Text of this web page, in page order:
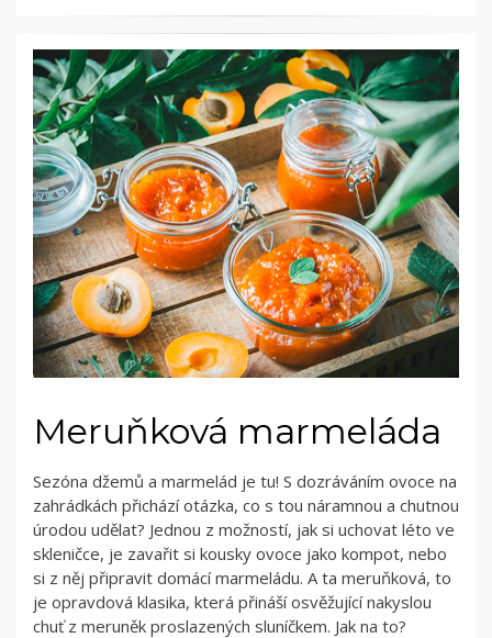
Meruňková marmeláda
Sezóna džemů a marmelád je tu! S dozráváním ovoce na
zahrádkách přichází otázka, co s tou náramnou a chutnou
úrodou udělat? Jednou z možností, jak si uchovat léto ve
skleničce, je zavařit si kousky ovoce jako kompot, nebo
si z něj připravit domácí marmeládu. A ta meruňková, to
je opravdová klasika, která přináší osvěžující nakyslou
chuť z meruněk proslazených sluníčkem. Jak na to?